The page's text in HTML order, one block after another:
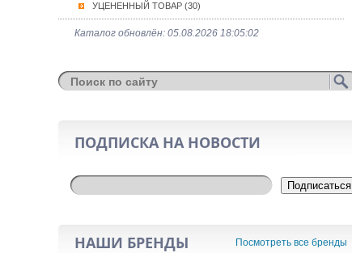
УЦЕНЕННЫЙ ТОВАР (30)
Каталог обновлён: 05.08.2026 18:05:02
ПОДПИСКА НА НОВОСТИ
Подписаться
НАШИ БРЕНДЫ Посмотреть все бренды